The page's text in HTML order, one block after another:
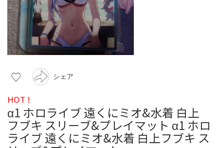
シェア
HOT !
α1 ホロライブ 遠くにミオ&水着 白上
フブキ スリーブ&プレイマット α1 ホロ
ライブ 遠くにミオ&水着 白上フブキ ス